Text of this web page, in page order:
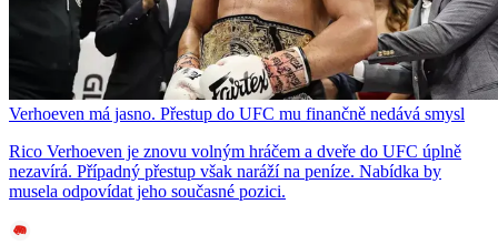
Verhoeven má jasno. Přestup do UFC mu finančně nedává smysl
Rico Verhoeven je znovu volným hráčem a dveře do UFC úplně
nezavírá. Případný přestup však naráží na peníze. Nabídka by
musela odpovídat jeho současné pozici.